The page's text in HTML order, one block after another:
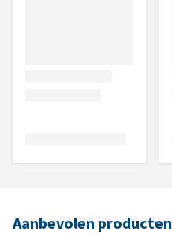
Aanbevolen producten